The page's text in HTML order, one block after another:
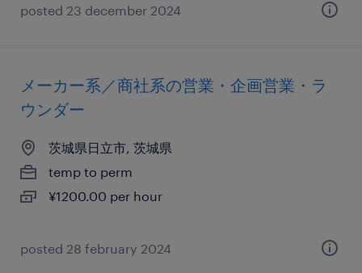
posted 23 december 2024
メーカー系／商社系の営業・企画営業・ラ
ウンダー
茨城県日立市, 茨城県
temp to perm
¥1200.00 per hour
posted 28 february 2024